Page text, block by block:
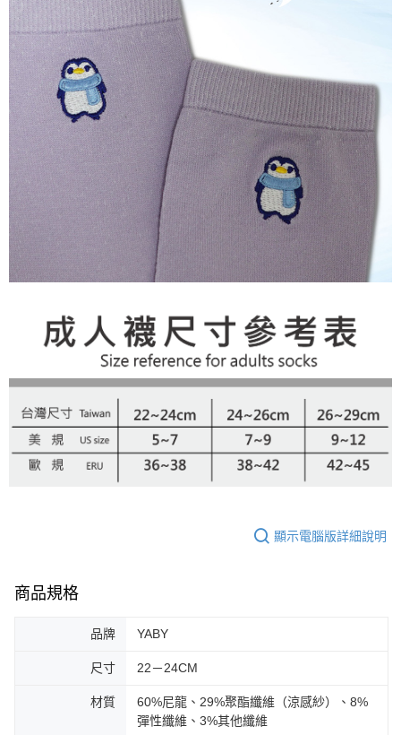
顯示電腦版詳細說明
商品規格
品牌 YABY
尺寸 22－24CM
材質
60%尼龍、29%聚酯纖維（涼感紗）、8%
彈性纖維、3%其他纖維